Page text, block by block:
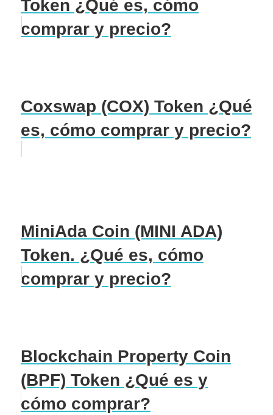
Token ¿Qué es, cómo
comprar y precio?
Coxswap (COX) Token ¿Qué
es, cómo comprar y precio?
MiniAda Coin (MINI ADA)
Token. ¿Qué es, cómo
comprar y precio?
Blockchain Property Coin
(BPF) Token ¿Qué es y
cómo comprar?